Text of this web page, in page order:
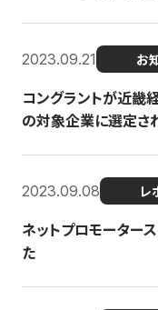
2023.09.21 お
コングラントが近畿
の対象企業に選定さ
2023.09.08 レ
ネットプロモーター
た